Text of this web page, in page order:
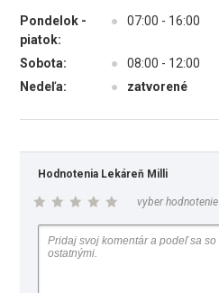
Pondelok -
piatok:
● 07:00 - 16:00
Sobota: ●
08:00 - 12:00
Nedeľa:
● zatvorené
Hodnotenia Lekáreň Milli
vyber hodnotenie